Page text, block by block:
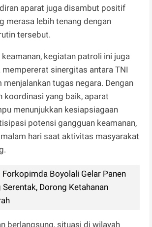
aparat juga disambut positif
merasa lebih tenang dengan
tersebut.
kegiatan patroli ini juga
mempererat sinergitas antara TNI
menjalankan tugas negara. Dengan
koordinasi yang baik, aparat
menunjukkan kesiapsiagaan
potensi gangguan keamanan,
hari saat aktivitas masyarakat
Forkopimda Boyolali Gelar Panen
Serentak, Dorong Ketahanan
berlangsung, situasi di wilayah